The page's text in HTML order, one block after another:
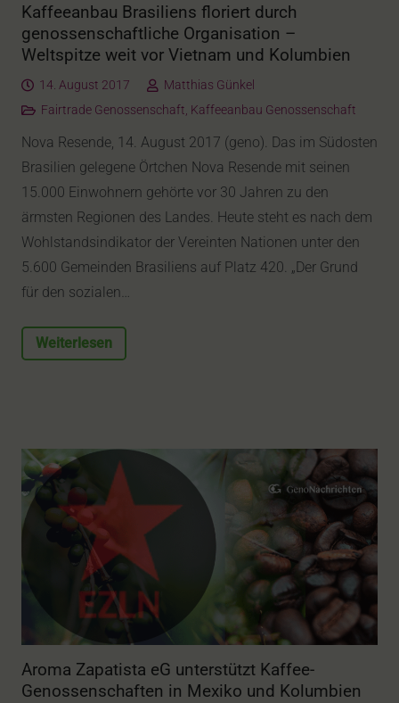
Kaffeeanbau Brasiliens floriert durch
genossenschaftliche Organisation –
Weltspitze weit vor Vietnam und Kolumbien
14. August 2017
Matthias Günkel
Fairtrade Genossenschaft, Kaffeeanbau Genossenschaft
Nova Resende, 14. August 2017 (geno). Das im Südosten
Brasilien gelegene Örtchen Nova Resende mit seinen
15.000 Einwohnern gehörte vor 30 Jahren zu den
ärmsten Regionen des Landes. Heute steht es nach dem
Wohlstandsindikator der Vereinten Nationen unter den
5.600 Gemeinden Brasiliens auf Platz 420. „Der Grund
für den sozialen…
Weiterlesen
Aroma Zapatista eG unterstützt Kaffee-
Genossenschaften in Mexiko und Kolumbien